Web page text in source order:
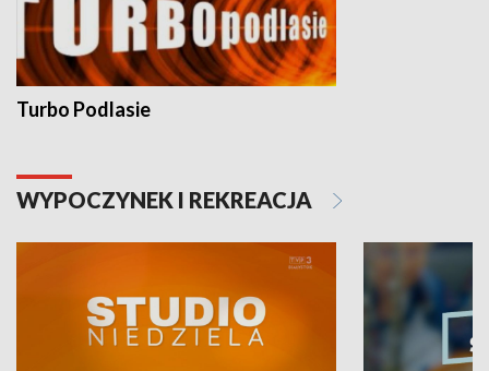
Turbo Podlasie
WYPOCZYNEK I REKREACJA